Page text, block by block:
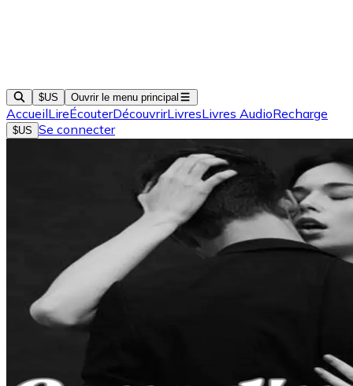
$US Ouvrir le menu principal
AccueilLireÉcouterDécouvrirLivresLivres AudioRecharge
$US Se connecter